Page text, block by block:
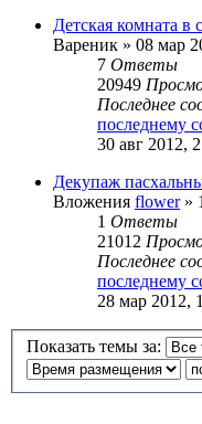
Детская комната в
Вареник » 08 мар
7 Ответы
20949
Последнее
последнему
30 авг 2012,
Декупаж
Вложения flower»
1 Ответы
21012
Последнее
последнему
28 мар 2012,
Показать темы за: